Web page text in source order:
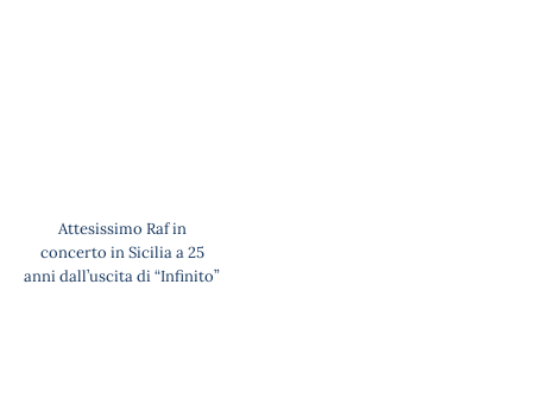
Attesissimo Raf in
concerto in Sicilia a 25
anni dall’uscita di “Infinito”